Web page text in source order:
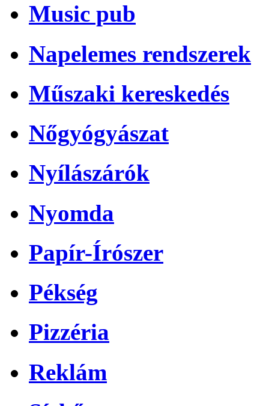
Music pub
Napelemes rendszerek
Műszaki kereskedés
Nőgyógyászat
Nyílászárók
Nyomda
Papír-Írószer
Pékség
Pizzéria
Reklám